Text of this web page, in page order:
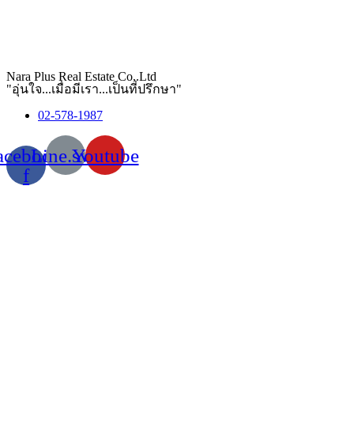
Nara Plus Real Estate Co,.Ltd
"อุ่นใจ...เมื่อมีเรา...เป็นที่ปรึกษา"
02-578-1987
f
Line.svgYoutube